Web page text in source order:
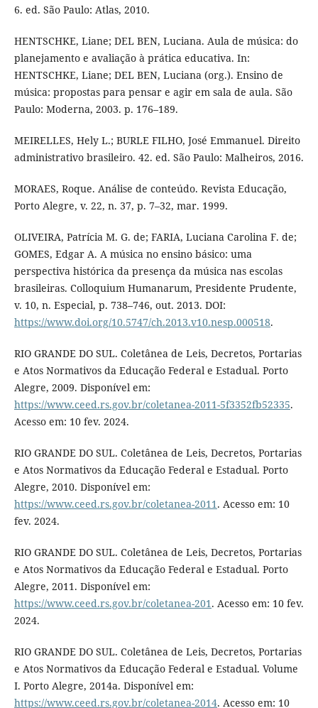
6. ed. São Paulo: Atlas, 2010.
HENTSCHKE, Liane; DEL BEN, Luciana. Aula de música: do
planejamento e avaliação à prática educativa. In:
HENTSCHKE, Liane; DEL BEN, Luciana (org.). Ensino de
música: propostas para pensar e agir em sala de aula. São
Paulo: Moderna, 2003. p. 176–189.
MEIRELLES, Hely L.; BURLE FILHO, José Emmanuel. Direito
administrativo brasileiro. 42. ed. São Paulo: Malheiros, 2016.
MORAES, Roque. Análise de conteúdo. Revista Educação,
Porto Alegre, v. 22, n. 37, p. 7–32, mar. 1999.
OLIVEIRA, Patrícia M. G. de; FARIA, Luciana Carolina F. de;
GOMES, Edgar A. A música no ensino básico: uma
perspectiva histórica da presença da música nas escolas
brasileiras. Colloquium Humanarum, Presidente Prudente,
v. 10, n. Especial, p. 738–746, out. 2013. DOI:
https://www.doi.org/10.5747/ch.2013.v10.nesp.000518.
RIO GRANDE DO SUL. Coletânea de Leis, Decretos, Portarias
e Atos Normativos da Educação Federal e Estadual. Porto
Alegre, 2009. Disponível em:
https://www.ceed.rs.gov.br/coletanea-2011-5f3352fb52335.
Acesso em: 10 fev. 2024.
RIO GRANDE DO SUL. Coletânea de Leis, Decretos, Portarias
e Atos Normativos da Educação Federal e Estadual. Porto
Alegre, 2010. Disponível em:
https://www.ceed.rs.gov.br/coletanea-2011 . Acesso em: 10
fev. 2024.
RIO GRANDE DO SUL. Coletânea de Leis, Decretos, Portarias
e Atos Normativos da Educação Federal e Estadual. Porto
Alegre, 2011. Disponível em:
https://www.ceed.rs.gov.br/coletanea-201 . Acesso em: 10 fev.
2024.
RIO GRANDE DO SUL. Coletânea de Leis, Decretos, Portarias
e Atos Normativos da Educação Federal e Estadual. Volume
I. Porto Alegre, 2014a. Disponível em:
https://www.ceed.rs.gov.br/coletanea-2014. Acesso em: 10